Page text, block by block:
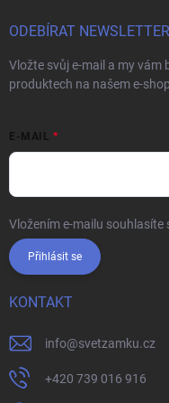
ODEBÍRAT NEWSLETTER
Vložte svůj e-mail a my vám
produktech na našem e-
E-MAIL
Vložením e-mailu souhlasíte
Přihlásit se
KONTAKT
info@svetzamku.cz
+420 739 016 916